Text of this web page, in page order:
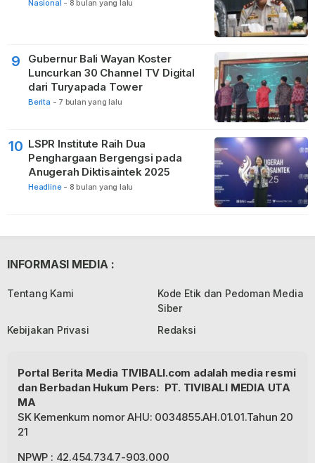
Nasional - 8 bulan yang lalu
9
Gubernur Bali Wayan Koster
Luncurkan 30 Channel TV Digital
dari Turyapada Tower
Berita - 7 bulan yang lalu
10 LSPR Institute Raih Dua
Penghargaan Bergengsi pada
Anugerah Diktisaintek 2025
Headline - 8 bulan yang lalu
INFORMASI MEDIA :
Tentang Kami
Kode Etik dan Pedoman Media
Siber
Kebijakan Privasi
Redaksi
Portal Berita Media TIVIBALI.com adalah media resmi
dan Berbadan Hukum Pers: PT. TIVIBALI MEDIA UTA
MA
SK Kemenkum nomor AHU: 0034855.AH.01.01.Tahun 20
21
NPWP : 42.454.734.7-903.000